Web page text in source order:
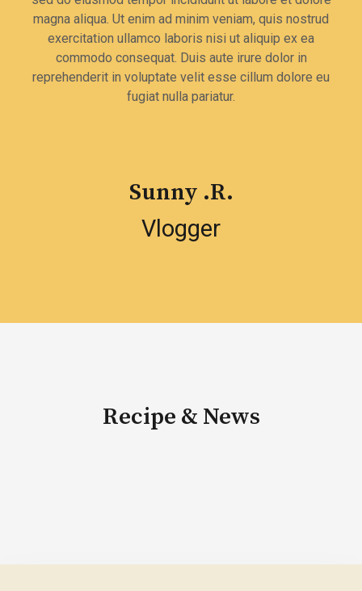
magna aliqua. Ut enim ad minim veniam, quis nostrud
exercitation ullamco laboris nisi ut aliquip ex ea
commodo consequat. Duis aute irure dolor in
reprehenderit in voluptate velit esse cillum dolore eu
fugiat nulla pariatur.
Sunny .R.
Vlogger
Recipe & News